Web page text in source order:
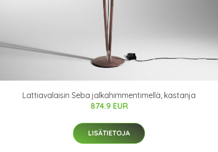
Lattiavalaisin Seba jalkahimmentimellä, kastanja
874.9 EUR
LISÄTIETOJA